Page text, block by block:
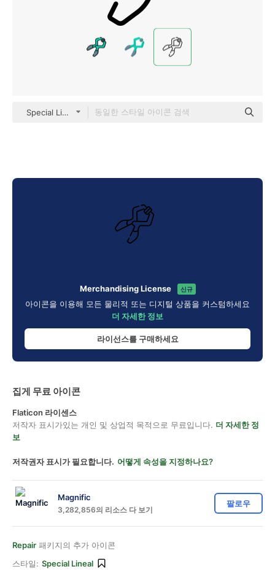
Special Lineal
Merchandising License 신규
아이콘을 이용해 모든 물리적 또는 디지털 상품을 커스텀하세요
더 자세한 정보
라이선스를 구매하세요
집게 무료 아이콘
Flaticon 라이센스
저작자 표시가있는 개인 및 상업적 목적으로 무료입니다. 더 자세한 정
보
저작권자 표시가 필요합니다. 어떻게 속성을 지정하나요?
Magnific
3,282,856의 리소스 다 보기
팔로우
Repair 패키지의 추가 아이콘
스타일: Special Lineal